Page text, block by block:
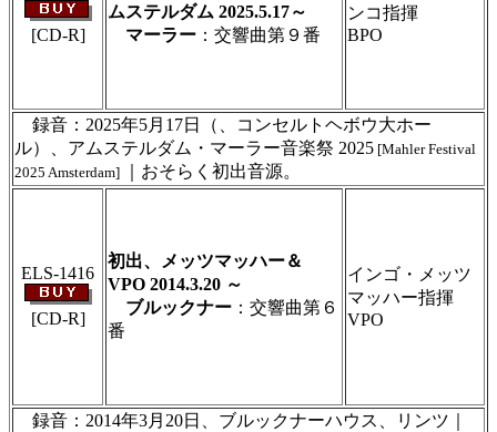
[CD-R]
ムステルダム 2025.5.17～
マーラー ：交響曲第９番
ンコ指揮
BPO
録音：2025年5月17日（、コンセルトヘボウ大ホー
ル）、アムステルダム・マーラー音楽祭 2025 [Mahler Festival
2025 Amsterdam]
｜おそらく初出音源。
ELS-1416
[CD-R]
初出、メッツマッハー＆
VPO 2014.3.20 ～
ブルックナー ：交響曲第６
番
インゴ・メッツ
マッハー指揮
VPO
録音：2014年3月20日、ブルックナーハウス、リンツ｜